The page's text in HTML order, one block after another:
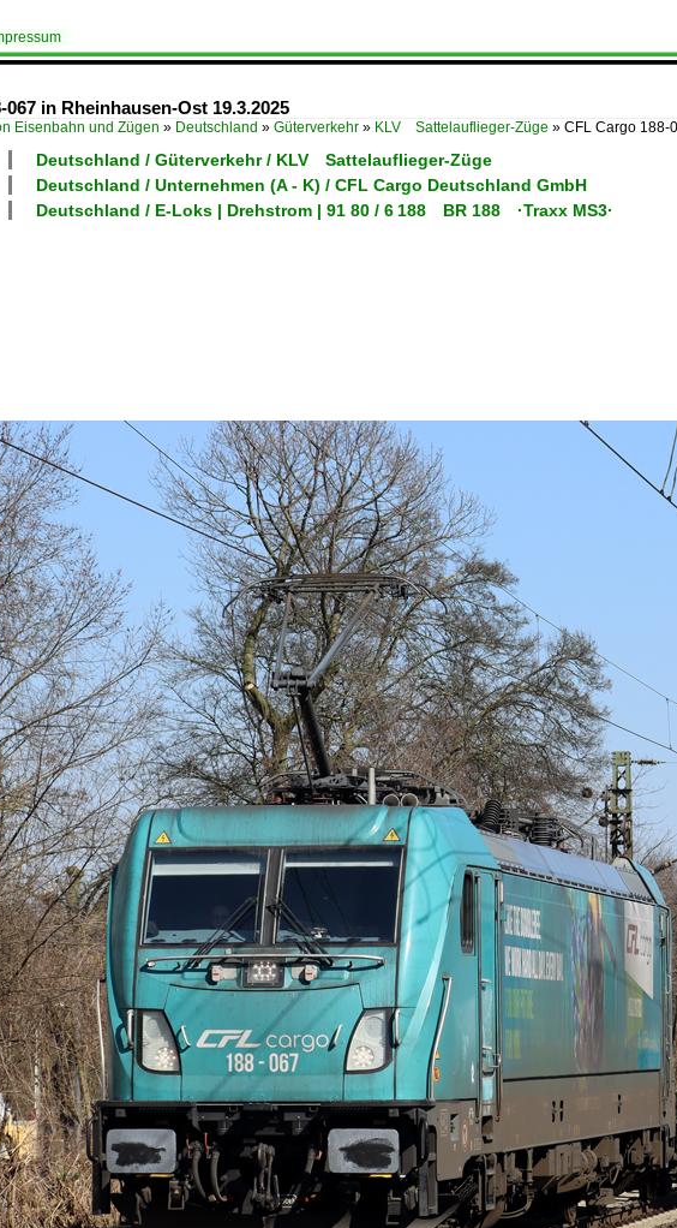
067 in Rheinhausen-Ost 19.3.2025
Eisenbahn und Zügen » Deutschland » Güterverkehr » KLV Sattelauflieger-Züge » CFL Cargo 188-
Deutschland / Güterverkehr / KLV Sattelauflieger-Züge
Deutschland / Unternehmen (A - K) / CFL Cargo Deutschland GmbH
Deutschland / E-Loks | Drehstrom | 91 80 / 6 188 BR 188 ·Traxx MS3·